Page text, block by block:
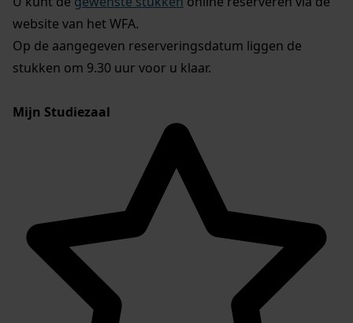
website van het WFA.
Op de aangegeven reserveringsdatum liggen de
stukken om 9.30 uur voor u klaar.
Mijn Studiezaal